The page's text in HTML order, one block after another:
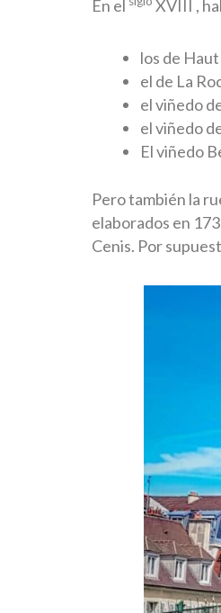
En el XVIII ,
los de
el de La
el viñedo
el viñedo
El viñedo
Pero también la
elaborados en
Cenis. Por